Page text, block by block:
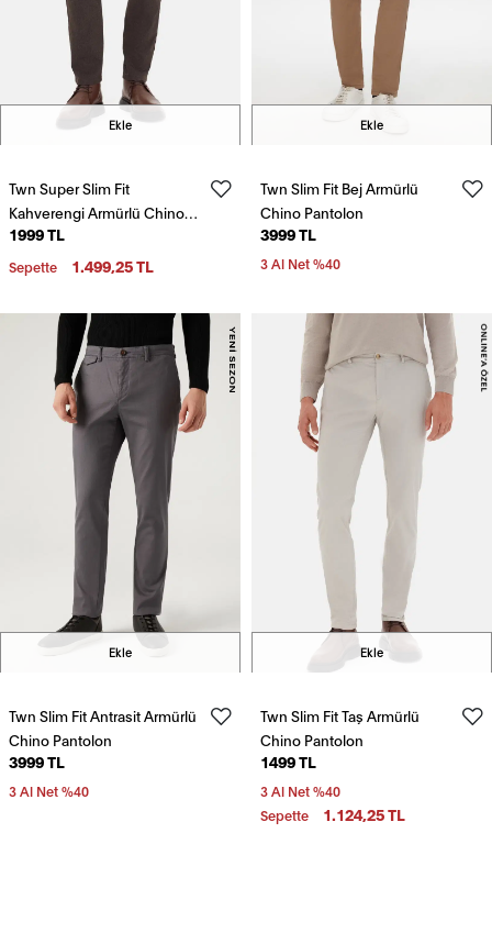
Ekle
Twn Super Slim Fit
Kahverengi Armürlü Chino
Pantolon
1999 TL
Sepette 1.499,25 TL
Ekle
Twn Slim Fit Bej Armürlü
Chino Pantolon
3999 TL
3 Al Net %40
Ekle
Twn Slim Fit Antrasit Armürlü
Chino Pantolon
3999 TL
3 Al Net %40
Ekle
Twn Slim Fit Taş Armürlü
Chino Pantolon
1499 TL
3 Al Net %40
Sepette
1.124,25 TL